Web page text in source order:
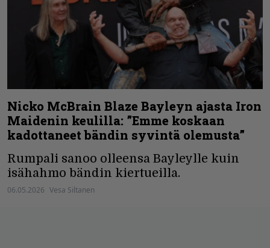
Nicko McBrain Blaze Bayleyn ajasta Iron
Maidenin keulilla: ”Emme koskaan
kadottaneet bändin syvintä olemusta”
Rumpali sanoo olleensa Bayleylle kuin
isähahmo bändin kiertueilla.
06.05.2026 Vesa Siltanen